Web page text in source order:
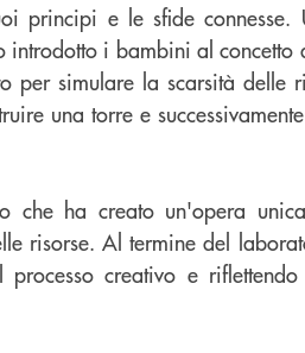
principi e le sfide connesse.
i bambini al concetto
simulare la scarsità delle
una torre e
che ha creato un'opera
risorse. Al termine del
creativo e